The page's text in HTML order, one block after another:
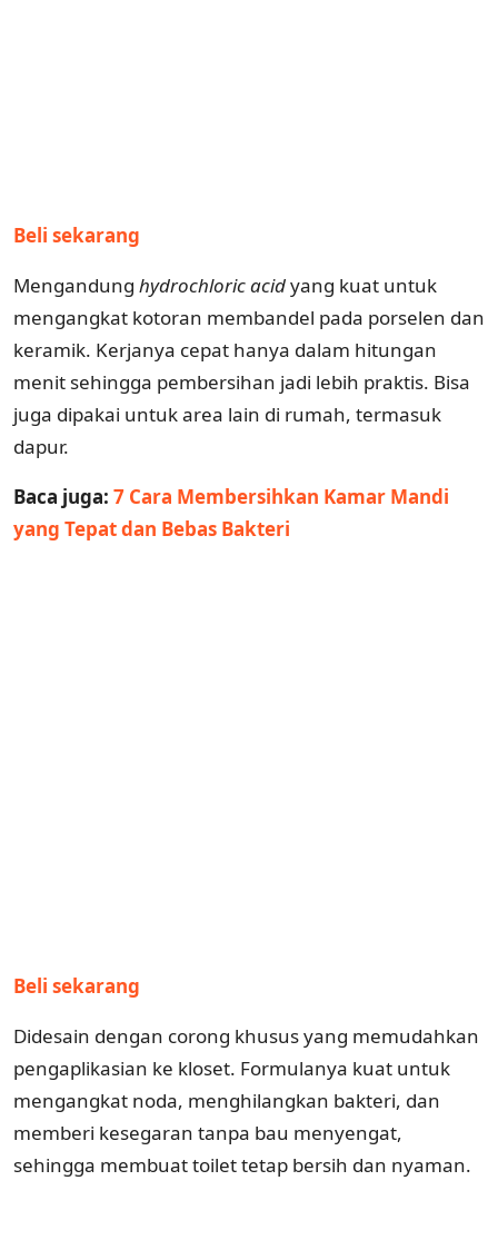
Beli sekarang
Mengandung hydrochloric acidyang kuat untuk
mengangkat kotoran membandel pada porselen dan
keramik. Kerjanya cepat hanya dalam hitungan
menit sehingga pembersihan jadi lebih praktis. Bisa
juga dipakai untuk area lain di rumah, termasuk
dapur.
Baca juga: 7 Cara Membersihkan Kamar Mandi
yang Tepat dan Bebas Bakteri
Beli sekarang
Didesain dengan corong khusus yang memudahkan
pengaplikasian ke kloset. Formulanya kuat untuk
mengangkat noda, menghilangkan bakteri, dan
memberi kesegaran tanpa bau menyengat,
sehingga membuat toilet tetap bersih dan nyaman.